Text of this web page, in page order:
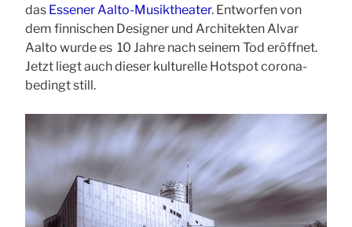
das Essener Aalto-Musiktheater. Entworfen von
dem finnischen Designer und Architekten Alvar
Aalto wurde es 10 Jahre nach seinem Tod eröffnet.
Jetzt liegt auch dieser kulturelle Hotspot corona-
bedingt still.